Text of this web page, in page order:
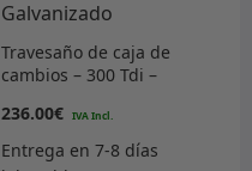
Travesaño de caja de
cambios – 300 Tdi –
236.00€